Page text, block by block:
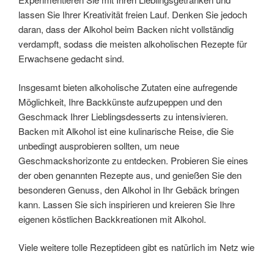
lassen Sie Ihrer Kreativität freien Lauf. Denken Sie jedoch
daran, dass der Alkohol beim Backen nicht vollständig
verdampft, sodass die meisten alkoholischen Rezepte für
Erwachsene gedacht sind.
Insgesamt bieten alkoholische Zutaten eine aufregende
Möglichkeit, Ihre Backkünste aufzupeppen und den
Geschmack Ihrer Lieblingsdesserts zu intensivieren.
Backen mit Alkohol ist eine kulinarische Reise, die Sie
unbedingt ausprobieren sollten, um neue
Geschmackshorizonte zu entdecken. Probieren Sie eines
der oben genannten Rezepte aus, und genießen Sie den
besonderen Genuss, den Alkohol in Ihr Gebäck bringen
kann. Lassen Sie sich inspirieren und kreieren Sie Ihre
eigenen köstlichen Backkreationen mit Alkohol.
Viele weitere tolle Rezeptideen gibt es natürlich im Netz wie